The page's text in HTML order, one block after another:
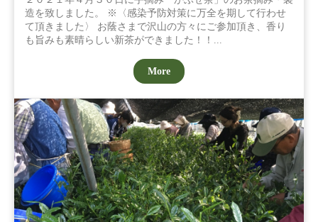
造を致しました。 ※〈感染予防対策に万全を期して行わせ
て頂きました〉 お蔭さまで沢山の方々にご参加頂き、香り
も旨みも素晴らしい新茶ができました！！...
More